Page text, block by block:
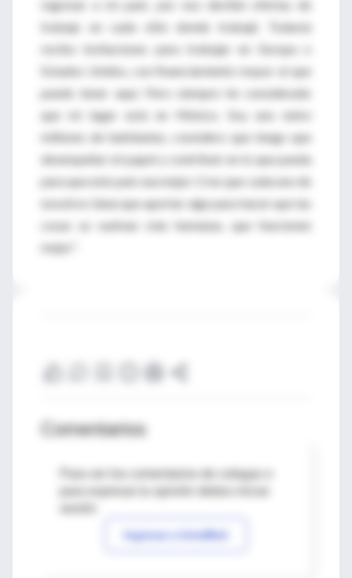
regresar a mi país; por eso decliné ofertas de
trabajo en cada sitio donde trabajé. Todavía
recibo invitaciones para trabajar en Europa o
Estados Unidos, con financiamiento mayor al que
puedo tener aquí. Pero siempre he considerado
que mi lugar está en México. Soy uno entre
millones de habitantes, considero que tengo que
desempeñar mi papel y contribuir en lo que pueda
para que este país sea mejor. Creo que cada uno de
nosotros tiene que aportar algo para hacer que las
cosas se vuelvan más humanas, que funcionen
mejor”.
Comentarios
Para ver los comentarios de colegas o
Ingresar a IntraMed